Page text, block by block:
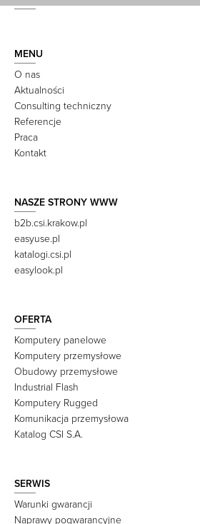
MENU
O nas
Aktualności
Consulting techniczny
Referencje
Praca
Kontakt
NASZE STRONY WWW
b2b.csi.krakow.pl
easyuse.pl
katalogi.csi.pl
easylook.pl
OFERTA
Komputery panelowe
Komputery przemysłowe
Obudowy przemysłowe
Industrial Flash
Komputery Rugged
Komunikacja przemysłowa
Katalog CSI S.A.
SERWIS
Warunki gwarancji
Naprawy pogwarancyjne